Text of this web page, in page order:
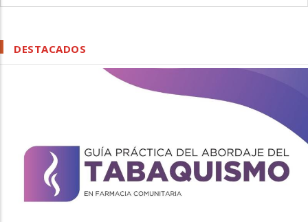
DESTACADOS